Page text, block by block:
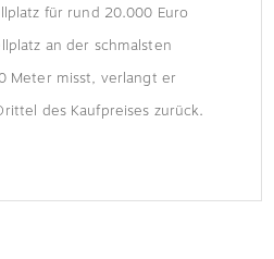
für rund 20.000 Euro
an der schmalsten
Meter misst, verlangt er
des Kaufpreises zurück.
Oberlandesgericht (OLG)
gab dem Kläger Recht